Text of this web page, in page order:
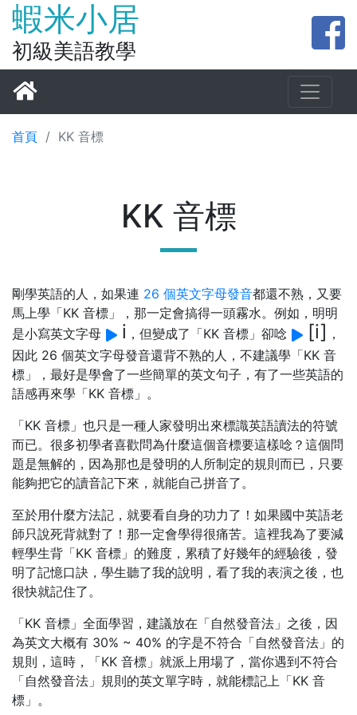
蝦米小居
初級美語教學
首頁 / KK 音標
KK 音標
剛學英語的人，如果連 26 個英文字母發音都還不熟，又要
馬上學「KK 音標」，那一定會搞得一頭霧水。例如，明明
是小寫英文字母
i ，但變成了「KK 音標」卻唸 [i] ，
因此 26 個英文字母發音還背不熟的人，不建議學「KK 音
標」，最好是學會了一些簡單的英文句子，有了一些英語的
語感再來學「KK 音標」。
「KK 音標」也只是一種人家發明出來標識英語讀法的符號
而已。很多初學者喜歡問為什麼這個音標要這樣唸 ？這個問
題是無解的，因為那也是發明的人所制定的規則而已，只要
能夠把它的讀音記下來，就能自己拼音了。
至於用什麼方法記，就要看自身的功力了！如果國中英語老
師只說死背就對了 ！那一定會學得很痛苦。這裡我為了要減
輕學生背「KK 音標」的難度，累積了好幾年的經驗後，發
明了記憶口訣，學生聽了我的說明，看了我的表演之後，也
很快就記住了。
「KK 音標」全面學習，建議放在「自然發音法」之後，因
為英文大概有 30% ~ 40% 的字是不符合「自然發音法」的
規則，這時，「KK 音標」就派上用場了，當你遇到不符合
「自然發音法」規則的英文單字時，就能標記上「KK 音
標」。